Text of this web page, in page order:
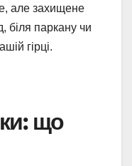
але захищене
біля паркану чи
гірці.
що